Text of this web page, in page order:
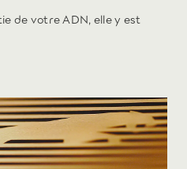
de votre ADN, elle y est